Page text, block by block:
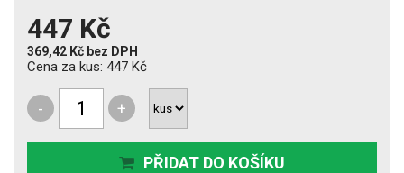
447 Kč
369,42 Kč bez DPH
Cena za kus: 447 Kč
- +
PŘIDAT DO KOŠÍKU